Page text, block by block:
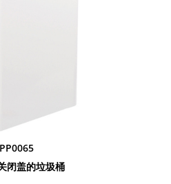
PP0065
闭盖的垃圾桶